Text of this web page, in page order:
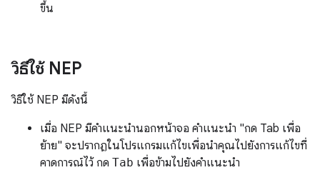
ขึ้น
วิธีใช้ NEP
วิธีใช้ NEP มีดังนี้
เมื่อ NEP มีคำแนะนำนอกหน้าจอ คำแนะนำ "กด Tab เพื่อ
ย้าย" จะปรากฏในโปรแกรมแก้ไขเพื่อนำคุณไปยังการแก้ไขที่
คาดการณ์ไว้ กด Tab เพื่อข้ามไปยังคำแนะนำ